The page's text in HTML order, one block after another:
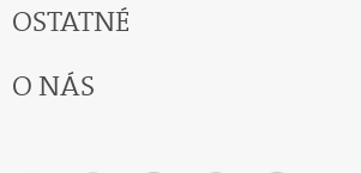
OSTATNÉ
O NÁS